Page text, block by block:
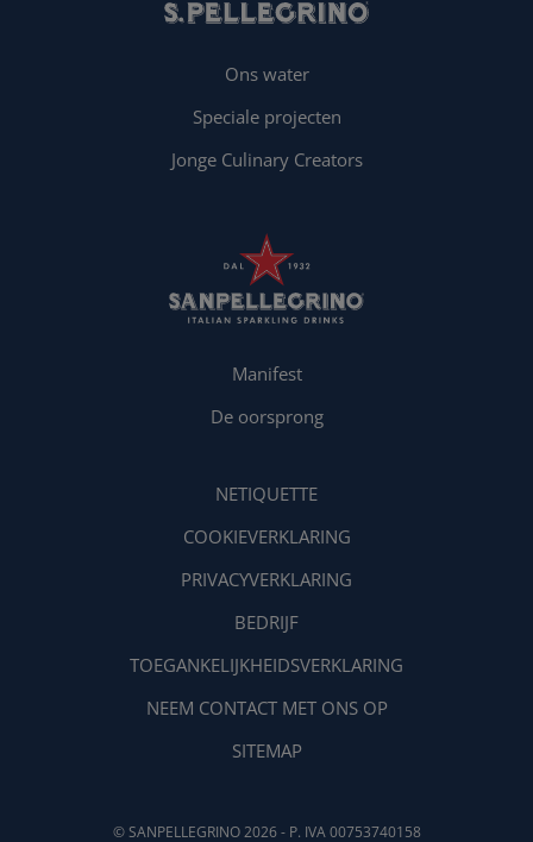
Ons water
Speciale projecten
Jonge Culinary Creators
Manifest
De oorsprong
NETIQUETTE
COOKIEVERKLARING
PRIVACYVERKLARING
BEDRIJF
TOEGANKELIJKHEIDSVERKLARING
NEEM CONTACT MET ONS OP
SITEMAP
© SANPELLEGRINO 2026 - P. IVA 00753740158